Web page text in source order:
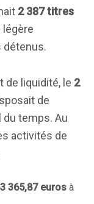
2 387 titres
légère
détenus.
de liquidité, le 2
de
du temps. Au
activités de
365,87 euros à